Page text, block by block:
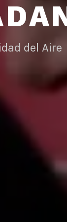
del Aire